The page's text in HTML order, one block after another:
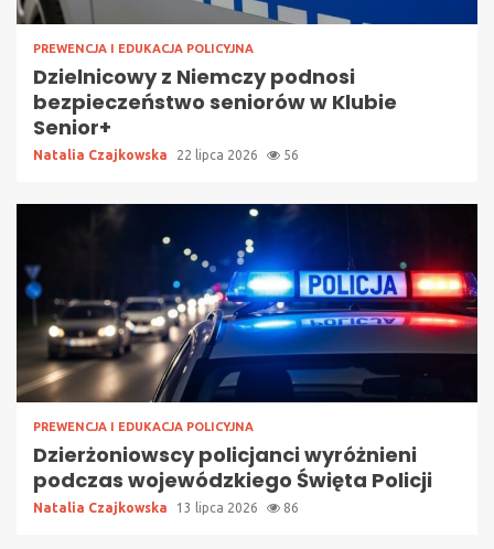
PREWENCJA I EDUKACJA POLICYJNA
Dzielnicowy z Niemczy podnosi
bezpieczeństwo seniorów w Klubie
Senior+
Natalia Czajkowska 22 lipca 2026 56
PREWENCJA I EDUKACJA POLICYJNA
Dzierżoniowscy policjanci wyróżnieni
podczas wojewódzkiego Święta Policji
Natalia Czajkowska 13 lipca 2026 86